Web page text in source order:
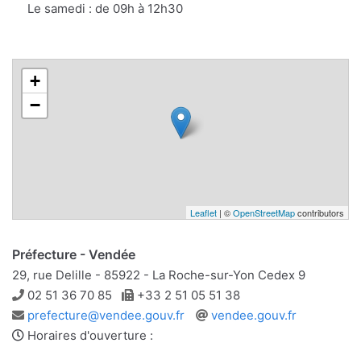
Le samedi : de 09h à 12h30
+
−
Leaflet | ©OpenStreetMapcontributors
Préfecture - Vendée
29, rue Delille - 85922 - La Roche-sur-Yon Cedex 9
Téléphone
02 51 36 70 85 Télécopie
+33 2 51 05 51 38
Adresse
e-
prefecture@vendee.gouv.fr
Site
vendee.gouv.fr
Horaires d'ouverture :